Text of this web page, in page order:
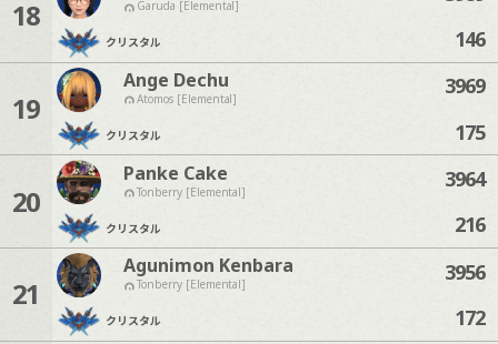
18 Garuda [Elemental]
クリスタル
146
19
Ange Dechu
Atomos [Elemental]
クリスタル
3969
175
20
Panke Cake
Tonberry [Elemental]
クリスタル
3964
216
21
Agunimon Kenbara
Tonberry [Elemental]
クリスタル
3956
172